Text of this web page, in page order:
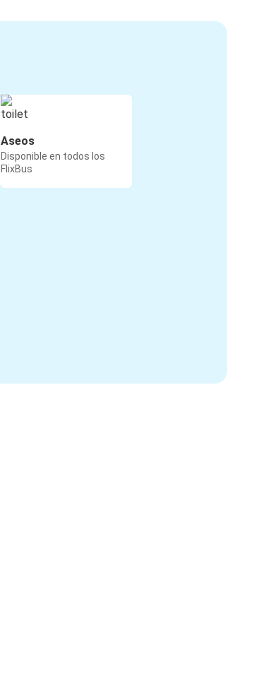
Aseos
Disponible en todos los
FlixBus